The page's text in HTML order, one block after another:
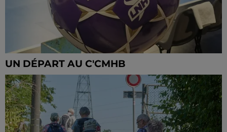
UN DÉPART AU C'CMHB